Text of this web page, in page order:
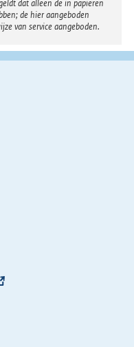
dat alleen de in papieren
de hier aangeboden
van service aangeboden.